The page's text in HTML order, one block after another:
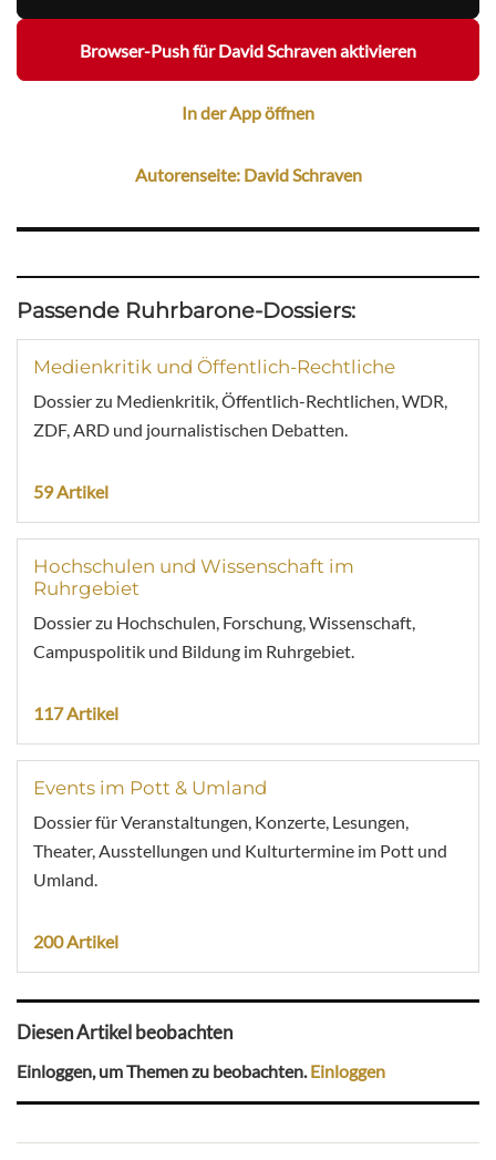
Browser-Push für David Schraven aktivieren
In der App öffnen
Autorenseite: David Schraven
Passende Ruhrbarone-Dossiers:
Medienkritik und Öffentlich-Rechtliche
Dossier zu Medienkritik, Öffentlich-Rechtlichen, WDR,
ZDF, ARD und journalistischen Debatten.
59 Artikel
Hochschulen und Wissenschaft im
Ruhrgebiet
Dossier zu Hochschulen, Forschung, Wissenschaft,
Campuspolitik und Bildung im Ruhrgebiet.
117 Artikel
Events im Pott & Umland
Dossier für Veranstaltungen, Konzerte, Lesungen,
Theater, Ausstellungen und Kulturtermine im Pott und
Umland.
200 Artikel
Diesen Artikel beobachten
Einloggen, um Themen zu beobachten.Einloggen